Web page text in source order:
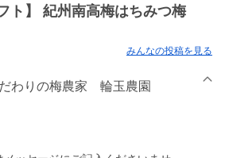
ト】 紀州南高梅はちみつ梅
みんなの投稿を見る
わりの梅農家 輪玉農園